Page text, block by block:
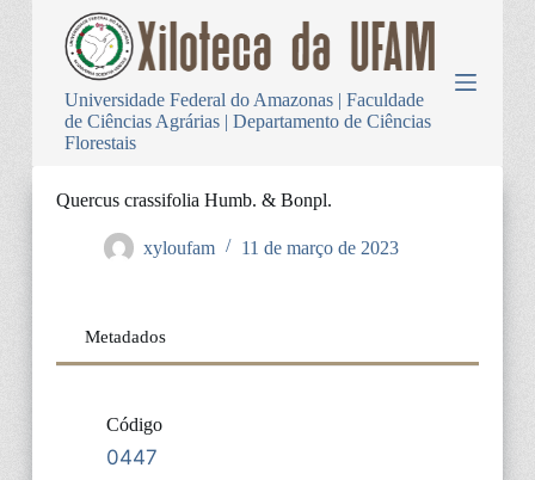
Universidade Federal do Amazonas | Faculdade
de Ciências Agrárias | Departamento de Ciências
Florestais
Quercus crassifolia Humb. & Bonpl.
xyloufam 11 de março de 2023
Metadados
Código
0447